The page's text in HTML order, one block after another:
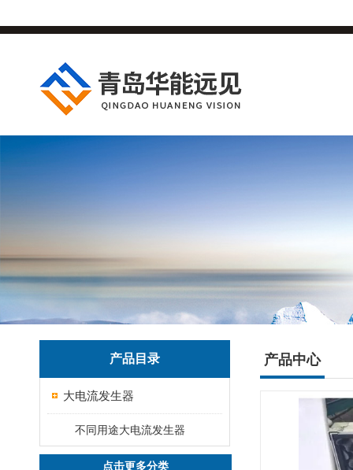
产品目录
大电流发生器
不同用途大电流发生器
点击更多分类
产品中心